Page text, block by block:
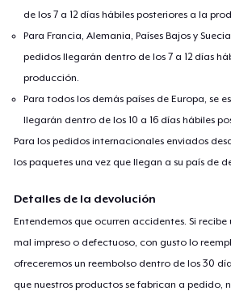
de los 7 a 12 días hábiles posteriores a la
Para Francia, Alemania, Países Bajos y
pedidos llegarán dentro de los 7 a 12 días
producción.
Para todos los demás países de Europa, se
llegarán dentro de los 10 a 16 días hábiles
Para los pedidos internacionales enviados
los paquetes una vez que llegan a su país de
Detalles de la devolución
Entendemos que ocurren accidentes. Si
mal impreso o defectuoso, con gusto lo
ofreceremos un reembolso dentro de los 30
que nuestros productos se fabrican a pedido,